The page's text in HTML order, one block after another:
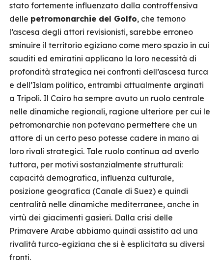
stato fortemente influenzato dalla controffensiva
delle petromonarchie del Golfo, che temono
l’ascesa degli attori revisionisti, sarebbe erroneo
sminuire il territorio egiziano come mero spazio in cui
sauditi ed emiratini applicano la loro necessità di
profondità strategica nei confronti dell’ascesa turca
e dell’Islam politico, entrambi attualmente arginati
a Tripoli. Il Cairo ha sempre avuto un ruolo centrale
nelle dinamiche regionali, ragione ulteriore per cui le
petromonarchie non potevano permettere che un
attore di un certo peso potesse cadere in mano ai
loro rivali strategici. Tale ruolo continua ad averlo
tuttora, per motivi sostanzialmente strutturali:
capacità demografica, influenza culturale,
posizione geografica (Canale di Suez) e quindi
centralità nelle dinamiche mediterranee, anche in
virtù dei giacimenti gasieri. Dalla crisi delle
Primavere Arabe abbiamo quindi assistito ad una
rivalità turco-egiziana che si è esplicitata su diversi
fronti.